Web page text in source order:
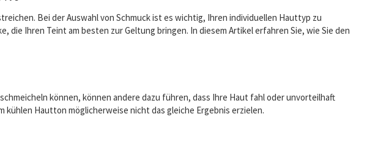
Bei der Auswahl von Schmuck ist es wichtig, Ihren individuellen Hauttyp zu
Ihren Teint am besten zur Geltung bringen. In diesem Artikel erfahren Sie, wie Sie den
können, können andere dazu führen, dass Ihre Haut fahl oder unvorteilhaft
kühlen Hautton möglicherweise nicht das gleiche Ergebnis erzielen.